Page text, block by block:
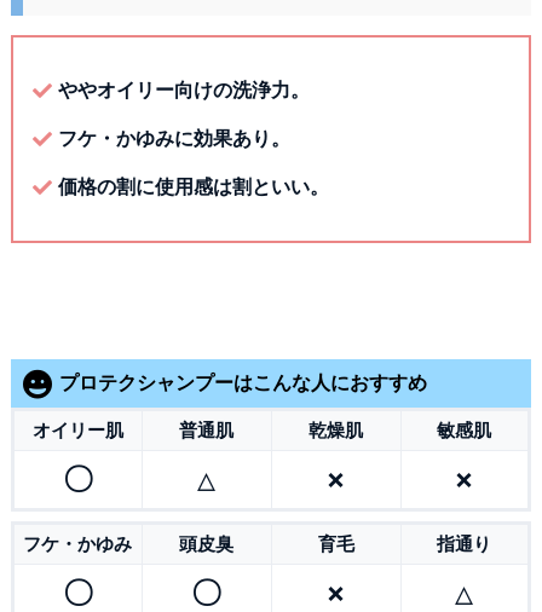
ややオイリー向けの洗浄力。
フケ・かゆみに効果あり。
価格の割に使用感は割といい。
プロテクシャンプーはこんな人におすすめ
オイリー肌 普通肌 乾燥肌 敏感肌
〇 △ × ×
フケ・かゆみ 頭皮臭 育毛 指通り
〇 〇 × △